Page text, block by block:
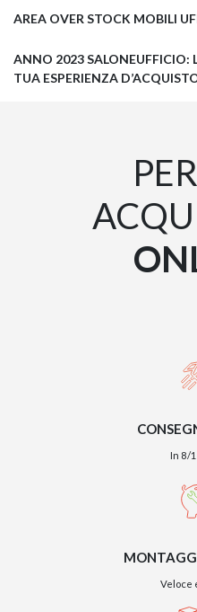
AREA OVER STOCK MOBILI
ANNO 2023 SALONEUFFICIO:
TUA ESPERIENZA
In 8/
Veloce